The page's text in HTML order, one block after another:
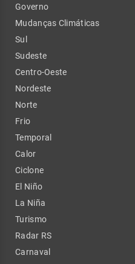
Governo
Mudanças Climáticas
Sul
Sudeste
Centro-Oeste
Nordeste
Norte
Frio
Temporal
Calor
Ciclone
El Niño
La Niña
Turismo
Radar RS
Carnaval